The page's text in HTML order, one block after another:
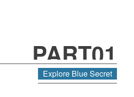
PART01
Explore Blue Secret